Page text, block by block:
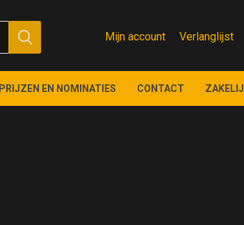
Mijn account Verlanglijst
PRIJZEN EN NOMINATIES CONTACT